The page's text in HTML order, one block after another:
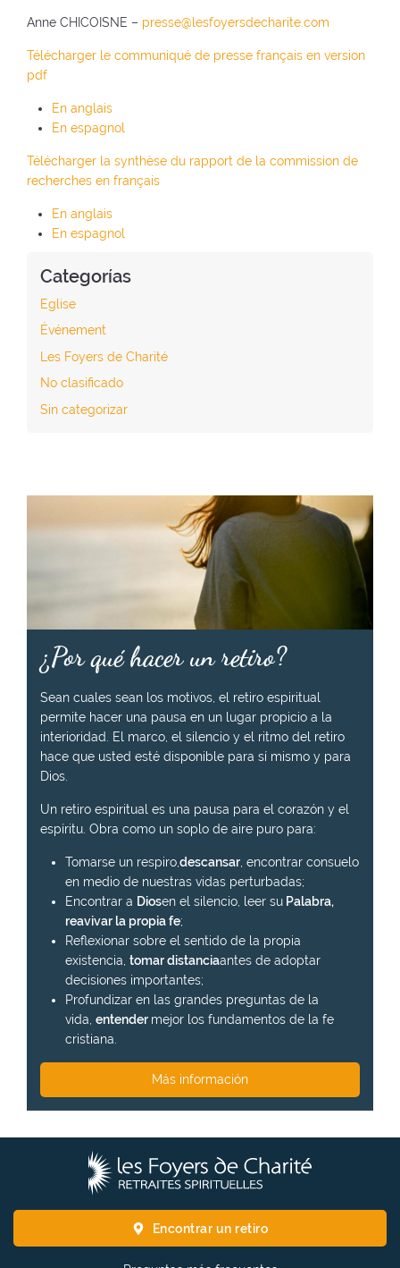
Anne CHICOISNE – presse@lesfoyersdecharite.com
Télécharger le communiqué de presse français en version
pdf
En anglais
En espagnol
Télécharger la synthèse du rapport de la commission de
recherches en français
En anglais
En espagnol
Categorías
Eglise
Événement
Les Foyers de Charité
No clasificado
Sin categorizar
¿Por qué hacer un retiro?
Sean cuales sean los motivos, el retiro espiritual
permite hacer una pausa en un lugar propicio a la
interioridad. El marco, el silencio y el ritmo del retiro
hace que usted esté disponible para sí mismo y para
Dios.
Un retiro espiritual es una pausa para el corazón y el
espíritu. Obra como un soplo de aire puro para:
Tomarse un respiro,descansar , encontrar consuelo
en medio de nuestras vidas perturbadas;
Encontrar a Diosen el silencio, leer su Palabra,
reavivar la propia fe;
Reflexionar sobre el sentido de la propia
existencia, tomar distanciaantes de adoptar
decisiones importantes;
Profundizar en las grandes preguntas de la
vida, entender mejor los fundamentos de la fe
cristiana.
Más información
Encontrar un retiro